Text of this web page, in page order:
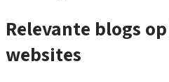
Relevante blogs
websites